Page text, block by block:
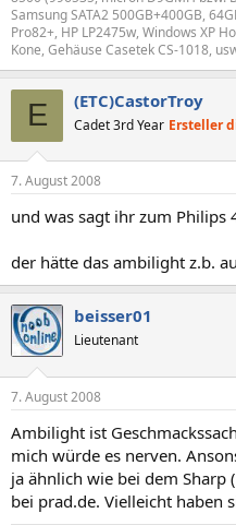
Samsung SATA2 500GB+400GB,
Pro82+, HP LP2475w, Windows XP
Kone, Gehäuse Casetek CS-1018,
E (ETC)CastorTroy
Cadet 3rd Year Ersteller
7. August 2008
und was sagt ihr zum Philips
der hätte das ambilight z.b.
beisser01
Lieutenant
7. August 2008
Ambilight ist
mich würde es nerven.
ja ähnlich wie bei dem Sharp
bei prad.de. Vielleicht haben